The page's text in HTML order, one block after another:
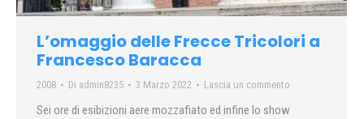
L’omaggio delle Frecce Tricolori a
Francesco Baracca
2008 Di admin8235 3 Marzo 2022 Lascia un commento
Sei ore di esibizioni aere mozzafiato ed infine lo show